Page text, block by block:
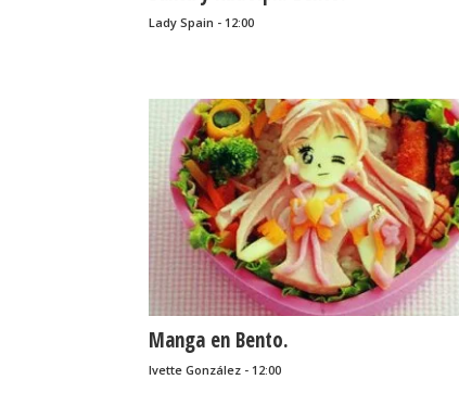
Lady Spain - 12:00
Manga en Bento.
Ivette González - 12:00